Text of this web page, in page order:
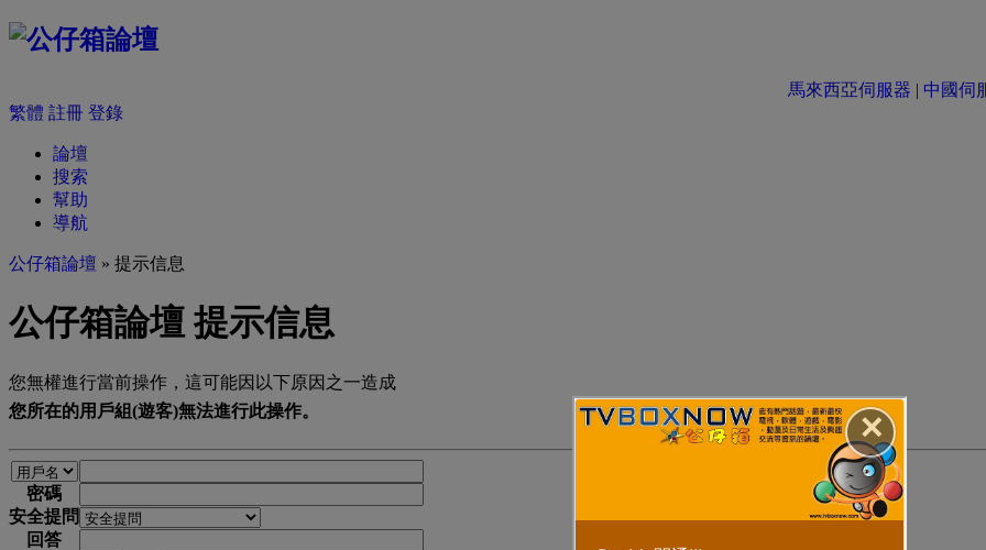
✕
馬來西亞伺服器 | 中國伺
繁體 註冊 登錄
論壇
搜索
幫助
導航
公仔箱論壇 » 提示信息
公仔箱論壇 提示信息
您無權進行當前操作，這可能因以下原因之一造成
您所在的用戶組(遊客)無法進行此操作。
密碼
安全提問
回答